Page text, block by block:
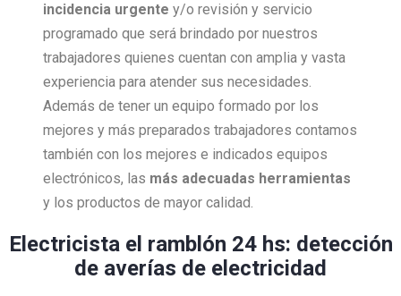
incidencia urgente y/o revisión y servicio
programado que será brindado por nuestros
trabajadores quienes cuentan con amplia y vasta
experiencia para atender sus necesidades.
Además de tener un equipo formado por los
mejores y más preparados trabajadores contamos
también con los mejores e indicados equipos
electrónicos, las más adecuadas herramientas
y los productos de mayor calidad.
Electricista el ramblón 24 hs: detección
de averías de electricidad